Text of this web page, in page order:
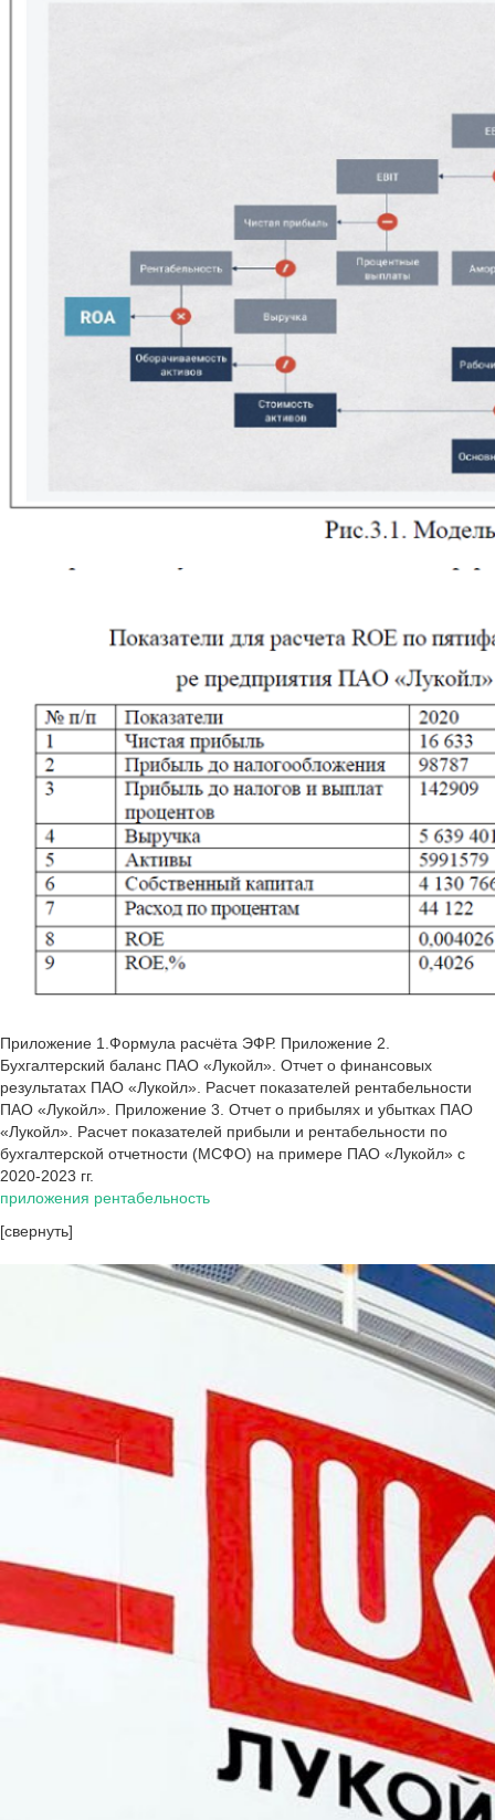
Приложение 1.Формула расчёта ЭФР. Приложение 2.
Бухгалтерский баланс ПАО «Лукойл». Отчет о финансовых
результатах ПАО «Лукойл». Расчет показателей рентабельности
ПАО «Лукойл». Приложение 3. Отчет о прибылях и убытках ПАО
«Лукойл». Расчет показателей прибыли и рентабельности по
бухгалтерской отчетности (МСФО) на примере ПАО «Лукойл» с
2020-2023 гг.
приложения рентабельность
[свернуть]